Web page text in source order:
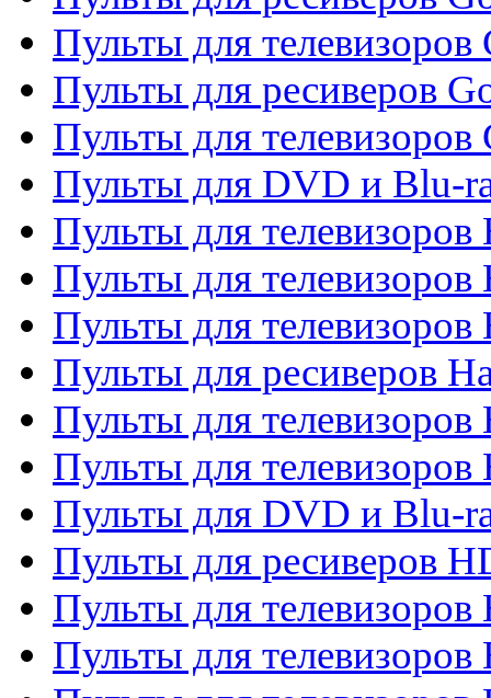
Пульты для телевизоров
Пульты для ресиверов
Пульты для телевизоров
Пульты для DVD и Blu-
Пульты для телевизоров
Пульты для телевизоров
Пульты для
Пульты для ресиверов
Пульты для телевизоров
Пульты для телевизоров
Пульты для DVD и Blu-
Пульты для ресиверов
Пульты для
Пульты для телевизоров